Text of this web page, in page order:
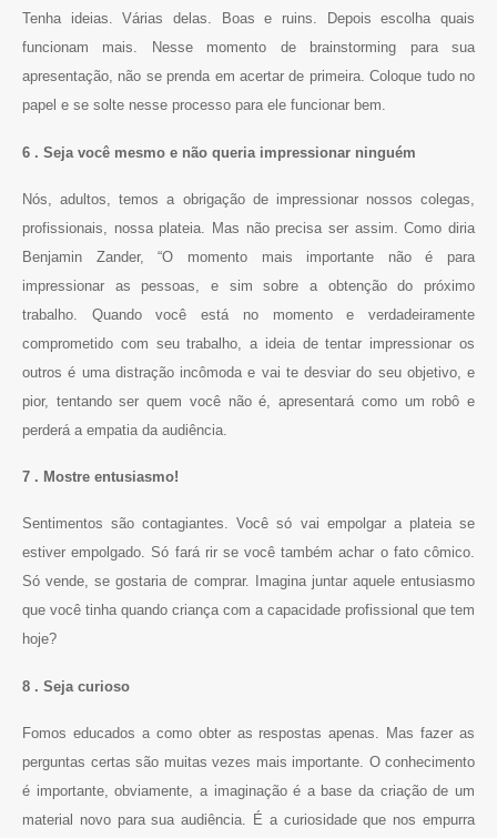
Tenha ideias. Várias delas. Boas e ruins. Depois escolha quais
funcionam mais. Nesse momento de brainstorming para sua
apresentação, não se prenda em acertar de primeira. Coloque tudo no
papel e se solte nesse processo para ele funcionar bem.
6 . Seja você mesmo e não queria impressionar ninguém
Nós, adultos, temos a obrigação de impressionar nossos colegas,
profissionais, nossa plateia. Mas não precisa ser assim. Como diria
Benjamin Zander, “O momento mais importante não é para
impressionar as pessoas, e sim sobre a obtenção do próximo
trabalho. Quando você está no momento e verdadeiramente
comprometido com seu trabalho, a ideia de tentar impressionar os
outros é uma distração incômoda e vai te desviar do seu objetivo, e
pior, tentando ser quem você não é, apresentará como um robô e
perderá a empatia da audiência.
7 . Mostre entusiasmo!
Sentimentos são contagiantes. Você só vai empolgar a plateia se
estiver empolgado. Só fará rir se você também achar o fato cômico.
Só vende, se gostaria de comprar. Imagina juntar aquele entusiasmo
que você tinha quando criança com a capacidade profissional que tem
hoje?
8 . Seja curioso
Fomos educados a como obter as respostas apenas. Mas fazer as
perguntas certas são muitas vezes mais importante. O conhecimento
é importante, obviamente, a imaginação é a base da criação de um
material novo para sua audiência. É a curiosidade que nos empurra